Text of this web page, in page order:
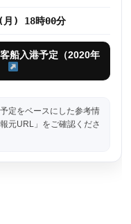
月) 18時00分
船入港予定（2020年
定をベースにした参考情
元URL」をご確認くださ